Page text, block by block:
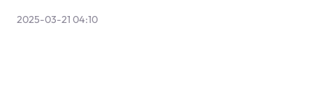
2025-03-21 04:10